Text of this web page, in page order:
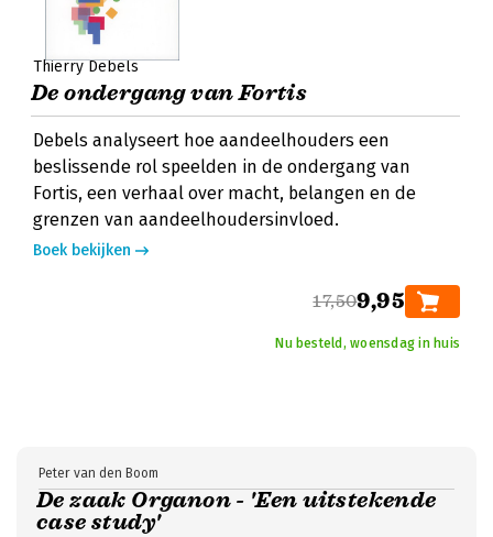
Thierry Debels
De ondergang van Fortis
Debels analyseert hoe aandeelhouders een
beslissende rol speelden in de ondergang van
Fortis, een verhaal over macht, belangen en de
grenzen van aandeelhoudersinvloed.
Boek bekijken
17,509,95
Nu besteld, woensdag in huis
De zaak Organon - 'Een uitstekende
case study'
Peter van den Boom